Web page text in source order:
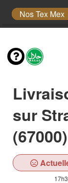
Nos Tex Mex
sur
(67000)